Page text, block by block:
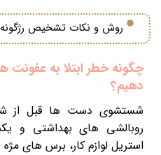
روش و نکات تشخیص رژگونه
چگونه خطر ابتلا به
دهیم؟
شستشوی دست ها قبل از
روبالشی های بهداشتی و
استریل لوازم کار، برس های